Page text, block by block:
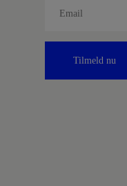
Tilmeld nu